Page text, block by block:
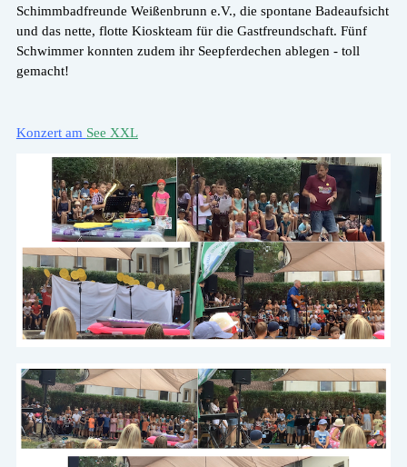
Schimmbadfreunde Weißenbrunn e.V., die spontane Badeaufsicht
und das nette, flotte Kioskteam für die Gastfreundschaft. Fünf
Schwimmer konnten zudem ihr Seepferdechen ablegen - toll
gemacht!
Konzert am See XXL